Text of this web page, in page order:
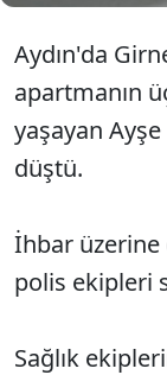
Aydın'da
apartmanın
yaşayan
düştü.
İhbar üzerine
polis ekipleri
Sağlık